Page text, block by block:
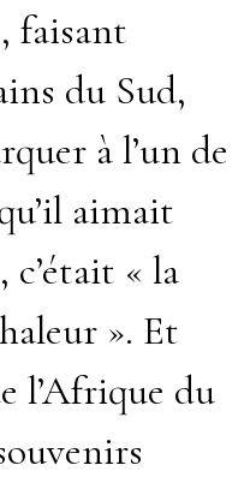
faisant
du Sud,
à l’un de
aimait
c’était « la
». Et
l’Afrique du